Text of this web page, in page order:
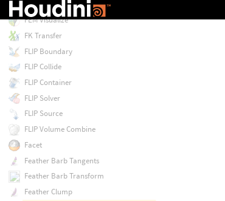
FEM Validate
FEM Visualize
FK Transfer
FLIP Boundary
FLIP Collide
FLIP Container
FLIP Solver
FLIP Source
FLIP Volume Combine
Facet
Feather Barb Tangents
Feather Barb Transform
Feather Clump